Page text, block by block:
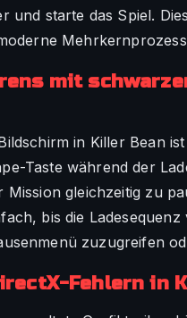
und starte das Spiel.
mit
in Killer Bean
Taste während der
Mission gleichzeitig zu
bis die
zuzugreifen
Fehlern in